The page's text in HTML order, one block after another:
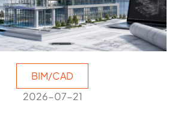
BIM/CAD
2026-07-21